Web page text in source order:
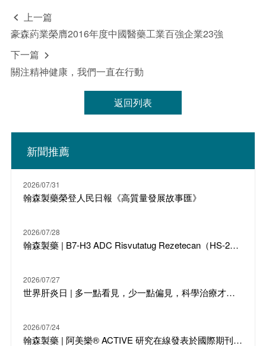

上一篇
豪森葯業榮膺2016年度中國醫藥工業百強企業23強
下一篇 
關注精神健康，我們一直在行動
返回列表
新聞推薦
2026/07/31
翰森製藥榮登人民日報《高質量發展故事匯》
2026/07/28
翰森製藥 | B7-H3 ADC Risvutatug Rezetecan（HS-20093）骨肉瘤III期臨床ARTEMIS-011達到IRC-PFS主要終點
2026/07/27
世界肝炎日 | 多一點看見，少一點偏見，科學治療才是打敗乙肝的最強答案
2026/07/24
翰森製藥 | 阿美樂® ACTIVE 研究在線發表於國際期刊 JTO